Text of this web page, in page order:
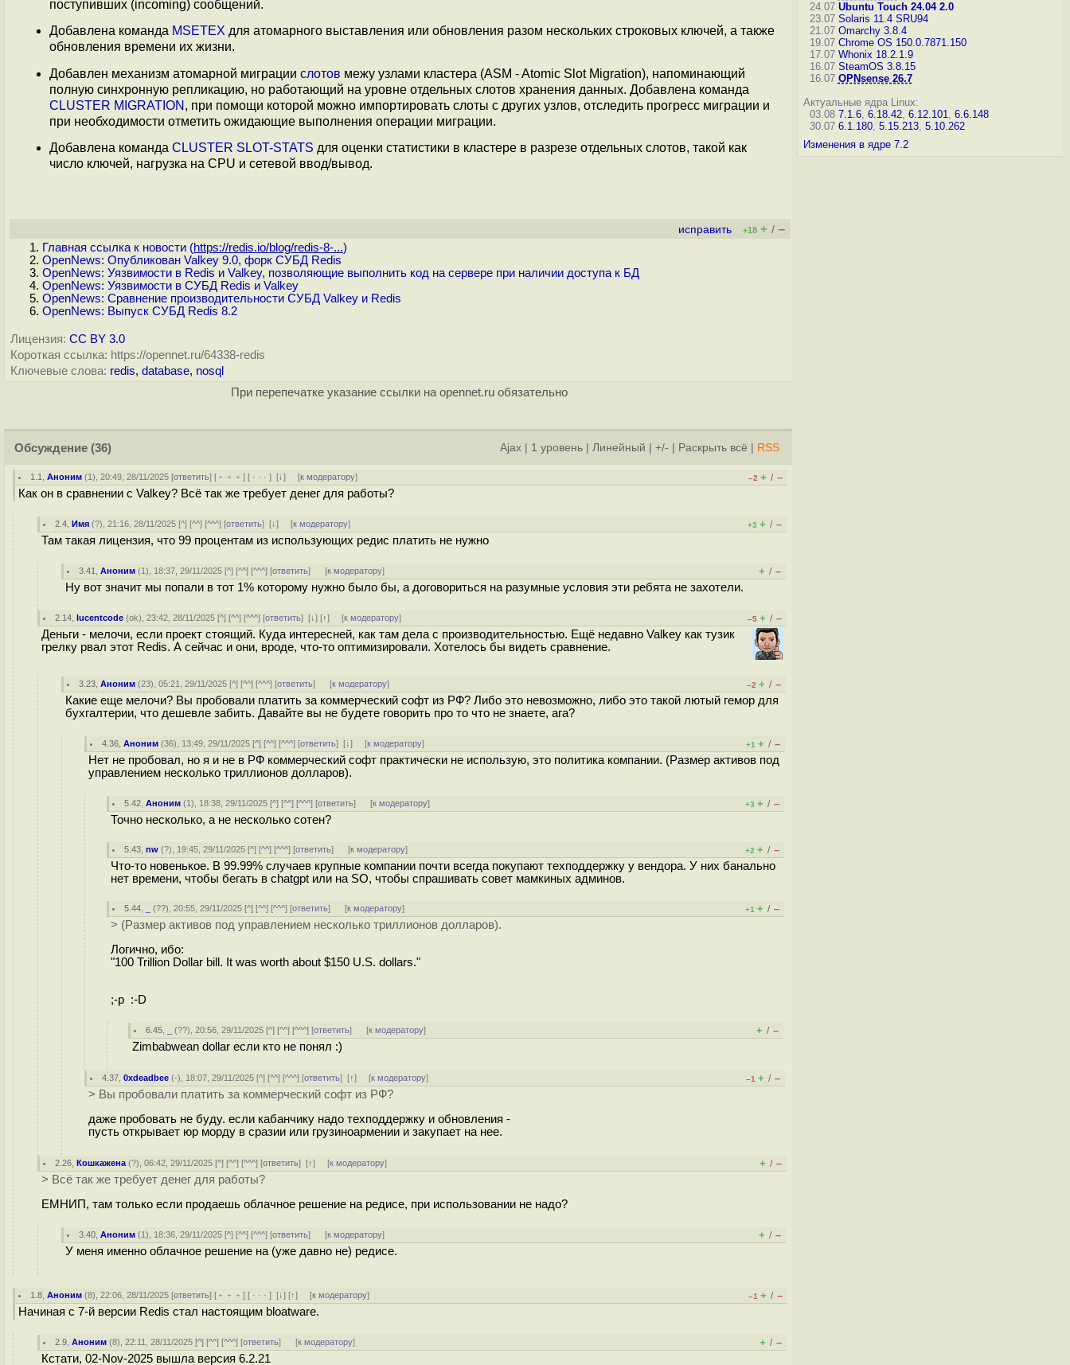
поступивших (incoming) сообщений.
Добавлена команда MSETEX для атомарного выставления или обновления разом нескольких строковых ключей, а также
обновления времени их жизни.
Добавлен механизм атомарной миграции слотов межу узлами кластера (ASM - Atomic Slot Migration), напоминающий
полную синхронную репликацию, но работающий на уровне отдельных слотов хранения данных. Добавлена команда
CLUSTER MIGRATION , при помощи которой можно импортировать слоты с других узлов, отследить прогресс миграции и
при необходимости отметить ожидающие выполнения операции миграции.
Добавлена команда CLUSTER SLOT-STATS для оценки статистики в кластере в разрезе отдельных слотов, такой как
число ключей, нагрузка на CPU и сетевой ввод/вывод.
исправить +18 + / –
Главная ссылка к новости (https://redis.io/blog/redis-8-...)
OpenNews: Опубликован Valkey 9.0, форк СУБД Redis
OpenNews: Уязвимости в Redis и Valkey, позволяющие выполнить код на сервере при наличии доступа к БД
OpenNews: Уязвимости в СУБД Redis и Valkey
OpenNews: Сравнение производительности СУБД Valkey и Redis
OpenNews: Выпуск СУБД Redis 8.2
Лицензия: CC BY 3.0
Короткая ссылка: https://opennet.ru/64338-redis
Ключевые слова: redis, database, nosql
При перепечатке указание ссылки на opennet.ru обязательно
Обсуждение (36) Ajax 1 уровень Линейный +/- Раскрыть всё RSS
1.1 ,Аноним (1), 20:49, 28/11/2025 [ответить] [ ﹢﹢﹢] [ · · ·][↓] [к модератору] –2 + / –
Как он в сравнении с Valkey? Всё так же требует денег для работы?
2.4 ,Имя (?), 21:16, 28/11/2025 [^] [^^] [^^^] [ответить][↓] [к модератору] +3 + / –
Там такая лицензия, что 99 процентам из использующих редис платить не нужно
3.41 ,Аноним (1), 18:37, 29/11/2025 [^] [^^] [^^^] [ответить] [к модератору] + / –
Ну вот значит мы попали в тот 1% которому нужно было бы, а договориться на разумные условия эти ребята не захотели.
2.14 ,lucentcode (ok), 23:42, 28/11/2025 [^] [^^] [^^^] [ответить][↓] [↑] [к модератору] –5 + / –
Деньги - мелочи, если проект стоящий. Куда интересней, как там дела с производительностью. Ещё недавно Valkey как тузик
грелку рвал этот Redis. А сейчас и они, вроде, что-то оптимизировали. Хотелось бы видеть сравнение.
3.23 ,Аноним (23), 05:21, 29/11/2025 [^] [^^] [^^^] [ответить] [к модератору] –2 + / –
Какие еще мелочи? Вы пробовали платить за коммерческий софт из РФ? Либо это невозможно, либо это такой лютый гемор для
бухгалтерии, что дешевле забить. Давайте вы не будете говорить про то что не знаете, ага?
4.36 ,Аноним (36), 13:49, 29/11/2025 [^] [^^] [^^^] [ответить][↓] [к модератору] +1 + / –
Нет не пробовал, но я и не в РФ коммерческий софт практически не использую, это политика компании. (Размер активов под
управлением несколько триллионов долларов).
5.42 ,Аноним (1), 18:38, 29/11/2025 [^] [^^] [^^^] [ответить] [к модератору] +3 + / –
Точно несколько, а не несколько сотен?
5.43 ,nw (?), 19:45, 29/11/2025 [^] [^^] [^^^] [ответить] [к модератору] +2 + / –
Что-то новенькое. В 99.99% случаев крупные компании почти всегда покупают техподдержку у вендора. У них банально
нет времени, чтобы бегать в chatgpt или на SO, чтобы спрашивать совет мамкиных админов.
5.44 (??), 20:55, 29/11/2025 [^] [^^] [^^^] [ответить] [к модератору] +1 + / –
> (Размер активов под управлением несколько триллионов долларов).
Логично, ибо:
"100 Trillion Dollar bill. It was worth about $150 U.S. dollars."
;-p :-D
6.45 (??), 20:56, 29/11/2025 [^] [^^] [^^^] [ответить] [к модератору] + / –
Zimbabwean dollar если кто не понял :)
4.37 ,0xdeadbee (-), 18:07, 29/11/2025 [^] [^^] [^^^] [ответить][↑] [к модератору] –1 + / –
> Вы пробовали платить за коммерческий софт из РФ?
даже пробовать не буду. если кабанчику надо техподдержку и обновления -
пусть открывает юр морду в сразии или грузиноармении и закупает на нее.
2.26 ,Кошкажена (?), 06:42, 29/11/2025 [^] [^^] [^^^] [ответить][↑] [к модератору] + / –
> Всё так же требует денег для работы?
ЕМНИП, там только если продаешь облачное решение на редисе, при использовании не надо?
3.40 ,Аноним (1), 18:36, 29/11/2025 [^] [^^] [^^^] [ответить] [к модератору] + / –
У меня именно облачное решение на (уже давно не) редисе.
1.8 ,Аноним (8), 22:06, 28/11/2025 [ответить] [ ﹢﹢﹢] [ · · ·][↓] [↑] [к модератору] –1 + / –
Начиная с 7-й версии Redis стал настоящим bloatware.
2.9 ,Аноним (8), 22:11, 28/11/2025 [^] [^^] [^^^] [ответить] [к модератору] + / –
Кстати, 02-Nov-2025 вышла версия 6.2.21
24.07 Ubuntu Touch 24.04 2.0
23.07 Solaris 11.4 SRU94
21.07 Omarchy 3.8.4
19.07 Chrome OS 150.0.7871.150
17.07 Whonix 18.2.1.9
16.07 SteamOS 3.8.15
16.07 OPNsense 26.7
Актуальные ядра Linux:
03.08 7.1.6, 6.18.42, 6.12.101, 6.6.148
30.07 6.1.180, 5.15.213, 5.10.262
Изменения в ядре 7.2